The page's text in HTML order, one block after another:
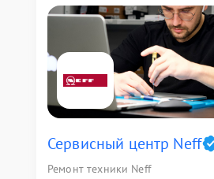
Сервисный центр Neff
Ремонт техники Neff